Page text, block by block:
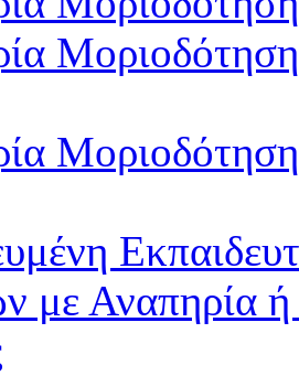
Αναπηρία ή /